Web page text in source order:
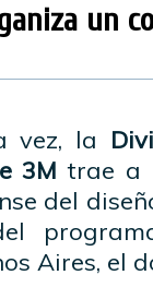
un
vez, la
3Mtrae a
del
programa
Aires, el